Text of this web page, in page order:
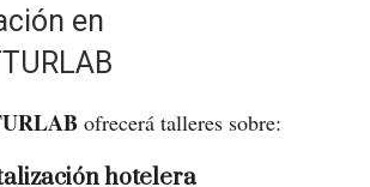
en
ofrecerá talleres sobre:
hotelera